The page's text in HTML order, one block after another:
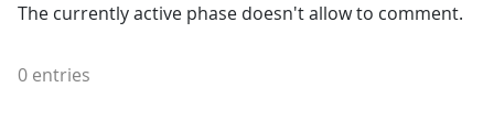
The currently active phase doesn't allow to comment.
0 entries